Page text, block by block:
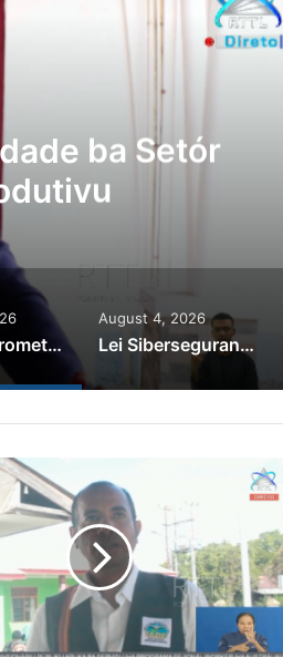
ba Setór
Governu Promete Tau Prioridade ba Setór Minerais no Setór Produtivu
August 4, 2026
Lei Siberseguransa Ajuda Autoridade Polisiál Kaptura Autór Kriminozu ho Paradeiru Iha Estranjeiru